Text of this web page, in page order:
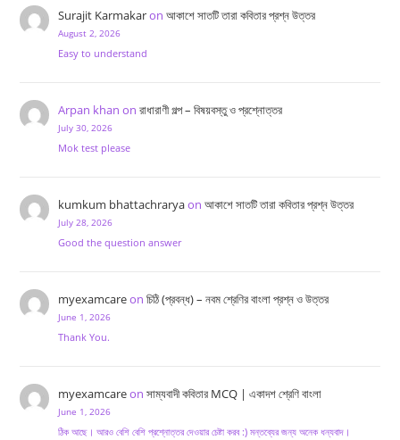
Surajit Karmakaron আকাশে সাতটি তারা কবিতার প্রশ্ন উত্তর
August 2, 2026
Easy to understand
Arpan khan on রাধারাণী গল্প – বিষয়বস্তু ও প্রশ্নোত্তর
July 30, 2026
Mok test please
kumkum bhattachraryaon আকাশে সাতটি তারা কবিতার প্রশ্ন উত্তর
July 28, 2026
Good the question answer
myexamcareon চিঠি (প্রবন্ধ) – নবম শ্রেণির বাংলা প্রশ্ন ও উত্তর
June 1, 2026
Thank You.
myexamcareon সাম্যবাদী কবিতার MCQ | একাদশ শ্রেণি বাংলা
June 1, 2026
ঠিক আছে। আরও বেশি বেশি প্রশ্নোত্তর দেওয়ার চেষ্টা করব :) মন্তব্যের জন্য অনেক ধন্যবাদ।